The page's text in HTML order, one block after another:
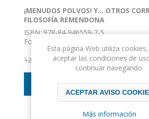
¡MENUDOS POLVOS! Y... OTROS
FILOSOFÍA REMENDONA
ISBN: 978-84-946559-7-5
Formato: 13 X 20
Nº de páginas: 212
Encuadernación: Rústica
12,00€ IVA incluido 11,40€ IVA
Esta página Web utiliza
aceptar las condiciones de
continuar navegando.
ACEPTAR AVISO
Más información